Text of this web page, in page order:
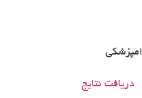
دریافت نتایج